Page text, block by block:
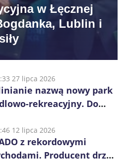
w Łęcznej
Lublin i
27 lipca 2026
nazwą nowy park
rekreacyjny. Do
12 lipca 2026
z rekordowymi
Producent drzwi